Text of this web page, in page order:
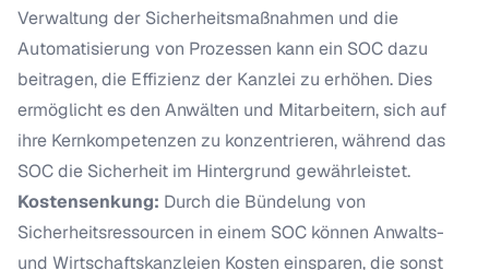
Verwaltung der Sicherheitsmaßnahmen und die
Automatisierung von Prozessen kann ein SOC dazu
beitragen, die Effizienz der Kanzlei zu erhöhen. Dies
ermöglicht es den Anwälten und Mitarbeitern, sich auf
ihre Kernkompetenzen zu konzentrieren, während das
SOC die Sicherheit im Hintergrund gewährleistet.
Kostensenkung: Durch die Bündelung von
Sicherheitsressourcen in einem SOC können Anwalts-
und Wirtschaftskanzleien Kosten einsparen, die sonst